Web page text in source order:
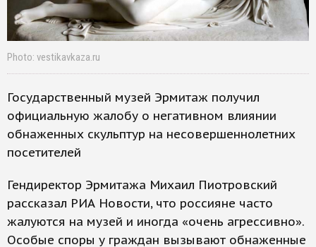
Photo: vestikavkaza.ru
Государственный музей Эрмитаж получил
официальную жалобу о негативном влиянии
обнаженных скульптур на несовершеннолетних
посетителей
Гендиректор Эрмитажа Михаил Пиотровский
рассказал РИА Новости, что россияне часто
жалуются на музей и иногда «очень агрессивно».
Особые споры у граждан вызывают обнаженные